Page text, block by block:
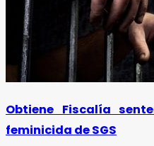
Obtiene Fiscalía
feminicida de SGS